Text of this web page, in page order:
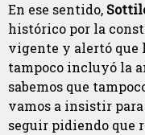
En ese sentido,
histórico por la
vigente y alertó que
tampoco incluyó la
sabemos que
vamos a insistir
seguir pidiendo que